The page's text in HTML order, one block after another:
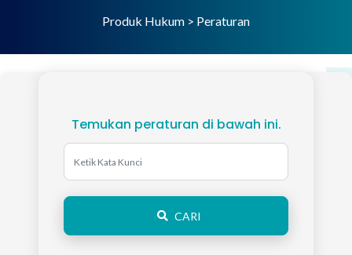
Produk Hukum > Peraturan
Temukan peraturan di bawah ini.
CARI